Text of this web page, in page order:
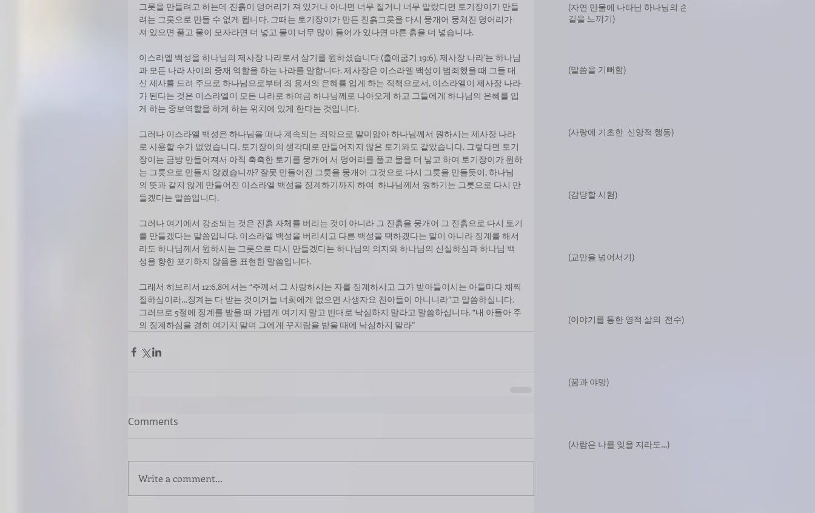
그릇을 만들려고 하는데 진흙이 덩어리가 져 있거나 아니면 너무 질거나 너무 말랐다면 토기장이가 만들
려는 그릇으로 만들 수 없게 됩니다. 그때는 토기장이가 만든 진흙그릇을 다시 뭉개어 뭉쳐진 덩어리가
져 있으면 풀고 물이 모자라면 더 넣고 물이 너무 많이 들어가 있다면 마른 흙을 더 넣습니다.
이스라엘 백성을 하나님의 제사장 나라로서 삼기를 원하셨습니다 (출애굽기 19:6). 제사장 나라'는 하나님
과 모든 나라 사이의 중재 역할을 하는 나라를 말합니다. 제사장은 이스라엘 백성이 범죄했을 때 그들 대
신 제사를 드려 주므로 하나님으로부터 죄 용서의 은혜를 입게 하는 직책으로서, 이스라엘이 제사장 나라
가 된다는 것은 이스라엘이 모든 나라로 하여금 하나님께로 나아오게 하고 그들에게 하나님의 은혜를 입
게 하는 중보역할을 하게 하는 위치에 있게 한다는 것입니다.
그러나 이스라엘 백성은 하나님을 떠나 계속되는 죄악으로 말미암아 하나님께서 원하시는 제사장 나라
로 사용할 수가 없었습니다. 토기장이의 생각대로 만들어지지 않은 토기와도 같았습니다. 그렇다면 토기
장이는 금방 만들어져서 아직 축축한 토기를 뭉개어 서 덩어리를 풀고 물을 더 넣고 하여 토기장이가 원하
는 그릇으로 만들지 않겠습니까? 잘못 만들어진 그릇을 뭉개어 그것으로 다시 그릇을 만들듯이, 하나님
의 뜻과 같지 않게 만들어진 이스라엘 백성을 징계하기까지 하여  하나님께서 원하기는 그릇으로 다시 만
들겠다는 말씀입니다.
그러나 여기에서 강조되는 것은 진흙 자체를 버리는 것이 아니라 그 진흙을 뭉개어 그 진흙으로 다시 토기
를 만들겠다는 말씀입니다. 이스라엘 백성을 버리시고 다른 백성을 택하겠다는 말이 아니라 징계를 해서
라도 하나님께서 원하시는 그릇으로 다시 만들겠다는 하나님의 의지와 하나님의 신실하심과 하나님 백
성을 향한 포기하지 않음을 표현한 말씀입니다.
그래서 히브리서 12:6,8에서는 “주께서 그 사랑하시는 자를 징계하시고 그가 받아들이시는 아들마다 채찍
질하심이라…징계는 다 받는 것이거늘 너희에게 없으면 사생자요 친아들이 아니니라”고 말씀하십니다.
그러므로 5절에 징계를 받을 때 가볍게 여기지 말고 반대로 낙심하지 말라고 말씀하십니다. “내 아들아 주
의 징계하심을 경히 여기지 말며 그에게 꾸지람을 받을 때에 낙심하지 말라”
Comments
Write a comment...
(자연 만물에 나타난 하나님의 손
길을 느끼기)
(말씀을 기뻐함)
(사랑에 기초한 신앙적 행동)
(감당할 시험)
(교만을 넘어서기)
(이야기를 통한 영적 삶의 전수)
(꿈과 야망)
(사람은 나를 잊을 지라도…)